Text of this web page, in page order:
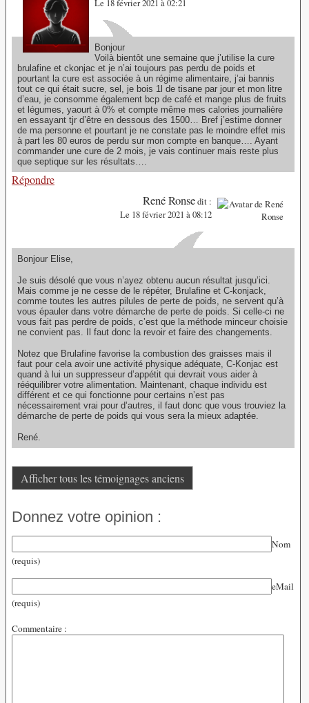
Bonjour
Voilà bientôt une semaine que j’utilise la cure
brulafine et ckonjac et je n’ai toujours pas perdu de poids et
pourtant la cure est associée à un régime alimentaire, j’ai bannis
tout ce qui était sucre, sel, je bois 1l de tisane par jour et mon litre
d’eau, je consomme également bcp de café et mange plus de fruits
et légumes, yaourt à 0% et compte même mes calories journalière
en essayant tjr d’être en dessous des 1500… Bref j’estime donner
de ma personne et pourtant je ne constate pas le moindre effet mis
à part les 80 euros de perdu sur mon compte en banque…. Ayant
commander une cure de 2 mois, je vais continuer mais reste plus
que septique sur les résultats….
Répondre
René Ronsedit :
Le 18 février 2021 à 08:12
Bonjour Elise,
Je suis désolé que vous n’ayez obtenu aucun résultat jusqu’ici.
Mais comme je ne cesse de le répéter, Brulafine et C-konjack,
comme toutes les autres pilules de perte de poids, ne servent qu’à
vous épauler dans votre démarche de perte de poids. Si celle-ci ne
vous fait pas perdre de poids, c’est que la méthode minceur choisie
ne convient pas. Il faut donc la revoir et faire des changements.
Notez que Brulafine favorise la combustion des graisses mais il
faut pour cela avoir une activité physique adéquate, C-Konjac est
quand à lui un suppresseur d’appétit qui devrait vous aider à
rééquilibrer votre alimentation. Maintenant, chaque individu est
différent et ce qui fonctionne pour certains n’est pas
nécessairement vrai pour d’autres, il faut donc que vous trouviez la
démarche de perte de poids qui vous sera la mieux adaptée.
René.
Afficher tous les témoignages anciens
Donnez votre opinion :
Nom
(requis)
eMail
(requis)
Commentaire :